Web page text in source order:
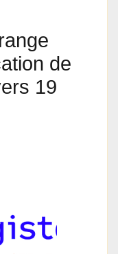
de
19